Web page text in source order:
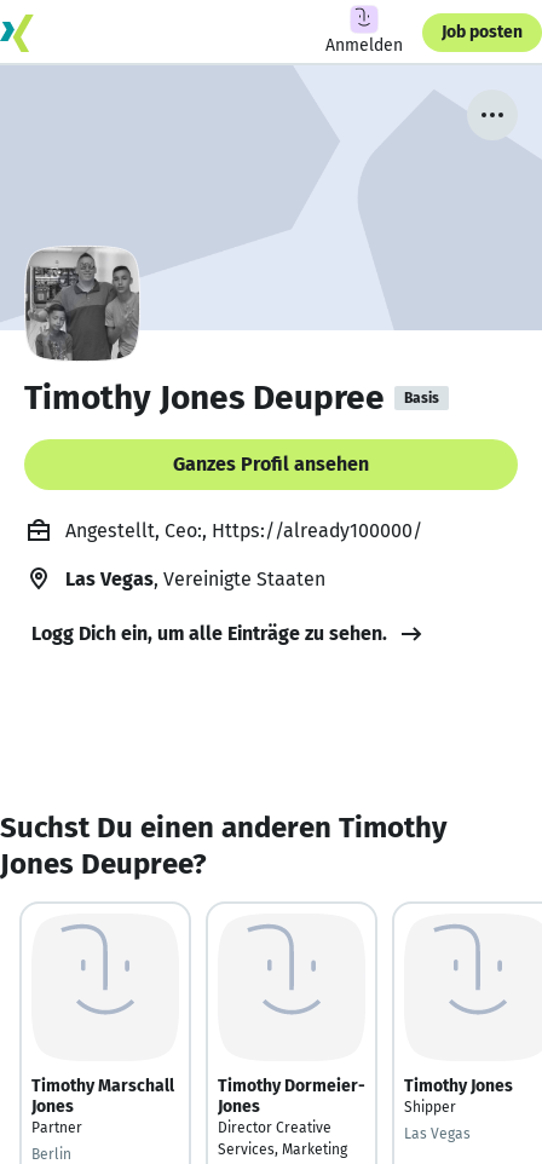
Anmelden
Job posten
Timothy Jones Deupree Basis
Ganzes Profil ansehen
Angestellt, Ceo:, Https://already100000/
Las Vegas, Vereinigte Staaten
Logg Dich ein, um alle Einträge zu sehen.
Suchst Du einen anderen Timothy
Jones Deupree?
Timothy Marschall
Jones
Partner
Berlin
Timothy Dormeier-
Jones
Director Creative
Services, Marketing
Timothy Jones
Shipper
Las Vegas